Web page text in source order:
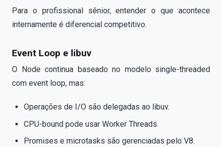
Para o profissional sênior, entender o que acontece
internamente é diferencial competitivo.
Event Loop e libuv
O Node continua baseado no modelo single-threaded
com event loop, mas:
Operações de I/O são delegadas ao libuv.
CPU-bound pode usar Worker Threads.
Promises e microtasks são gerenciadas pelo V8.